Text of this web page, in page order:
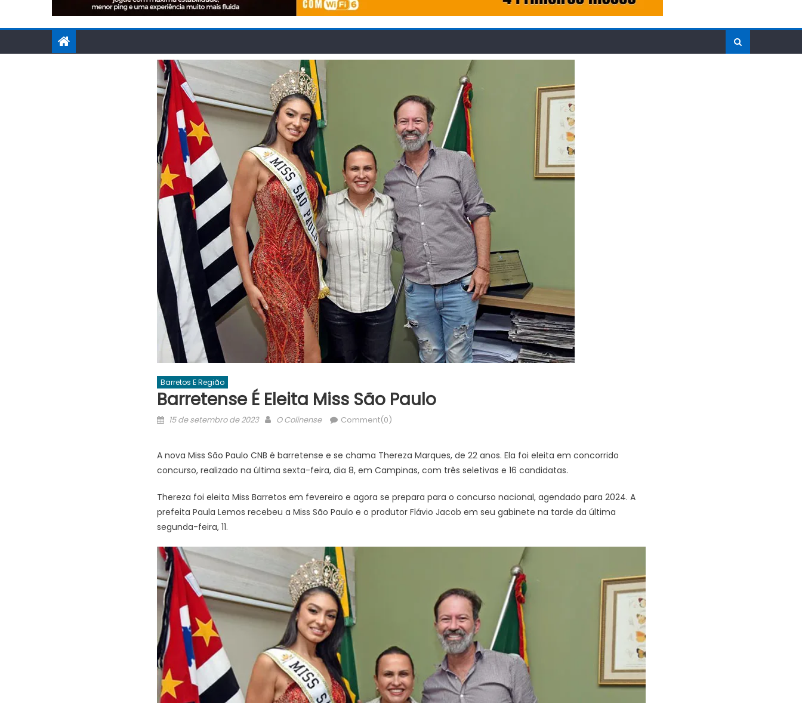
Barretos E Região
Barretense É Eleita Miss São Paulo
Posted
15 de setembro de 2023 Author
O Colinense Comment(0)
A nova Miss São Paulo CNB é barretense e se chama Thereza Marques, de 22 anos. Ela foi eleita em concorrido
concurso, realizado na última sexta-feira, dia 8, em Campinas, com três seletivas e 16 candidatas.
Thereza foi eleita Miss Barretos em fevereiro e agora se prepara para o concurso nacional, agendado para 2024. A
prefeita Paula Lemos recebeu a Miss São Paulo e o produtor Flávio Jacob em seu gabinete na tarde da última
segunda-feira, 11.